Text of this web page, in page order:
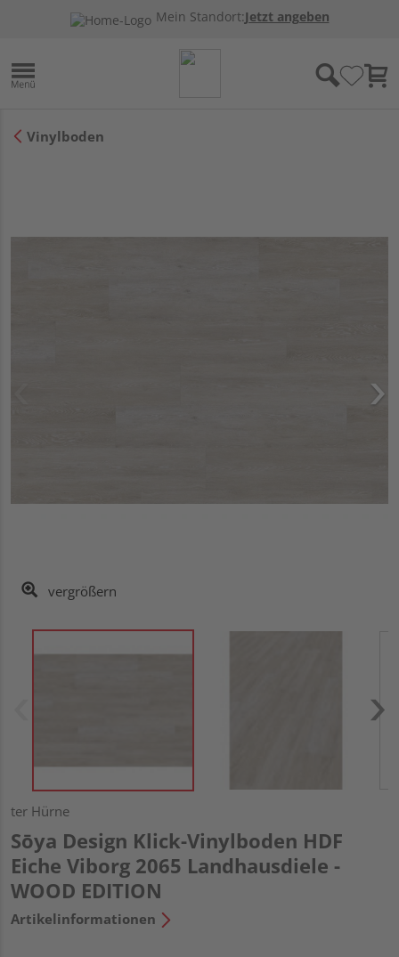
Mein Standort:Jetzt angeben
Vinylboden
vergrößern
ter Hürne
Sōya Design Klick-Vinylboden HDF
Eiche Viborg 2065 Landhausdiele -
WOOD EDITION
Artikelinformationen